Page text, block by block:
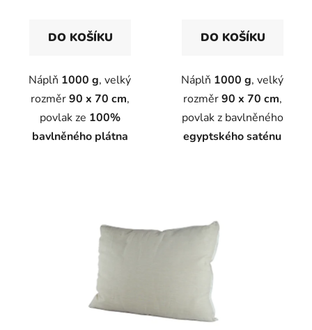
DO KOŠÍKU
Náplň 1000 g, velký
rozměr90 x 70 cm,
povlak ze 100%
bavlněného plátna
DO KOŠÍKU
Náplň 1000 g, velký
rozměr90 x 70 cm,
povlak z bavlněného
egyptského saténu